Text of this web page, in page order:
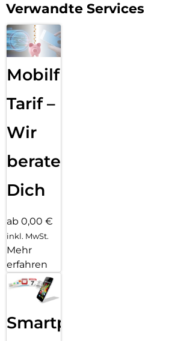
Verwandte Services
Mobilfunk
Tarif –
Wir
beraten
Dich
ab 0,00 €
inkl. MwSt.
Mehr
erfahren
Smartphone